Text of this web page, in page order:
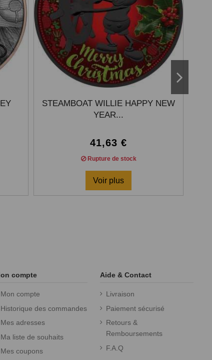
STEAMBOAT WILLIE HAPPY NEW
YEAR...
41,63 €
Rupture de stock
Voir plus
compte
Mon compte
Historique des commandes
Mes adresses
Ma liste de souhaits
Mes coupons
Aide & Contact
Livraison
Paiement sécurisé
Retours &
Remboursements
F.A.Q